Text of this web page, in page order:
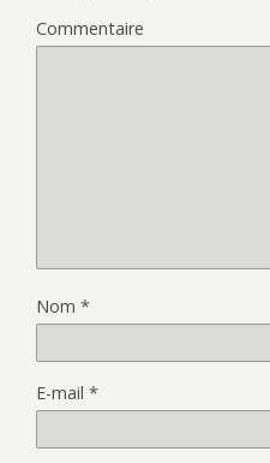
Commentaire
Nom *
E-mail *